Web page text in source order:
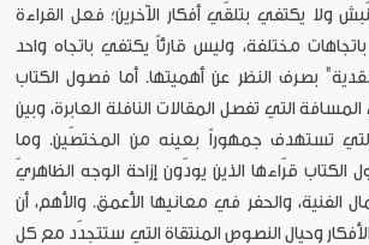
ولا يكتفي بتلقّي أفكار الآخرين؛ فعل القراءة
مختلفة، وليس قارئاً يكتفي باتجاه واحد
بصرف النظر عن أهميتها. أما فصول الكتاب
التي تفصل المقالات النافلة العابرة، وبين
التي تستهدف جمهوراً بعينه من المختصّين. وما
الكتاب قرّاءها الذين يودّون إزاحة الوجه الظاهريّ
الفنية، والحفر في معانيها الأعمق. والأهم، أن
الأفكار وحيال النصوص المنتقاة التي ستتجدّد مع كل